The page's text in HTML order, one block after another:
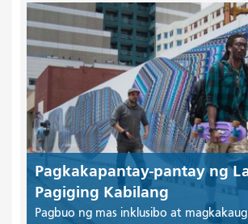
Pagkakapantay-pantay ng
Pagiging Kabilang
Pagbuo ng mas inklusibo at